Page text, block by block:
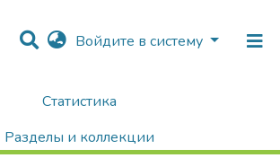
Войдите в систему
Статистика
Разделы и коллекции